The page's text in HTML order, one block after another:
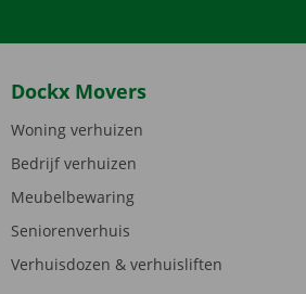
Dockx Movers
Woning verhuizen
Bedrijf verhuizen
Meubelbewaring
Seniorenverhuis
Verhuisdozen & verhuisliften